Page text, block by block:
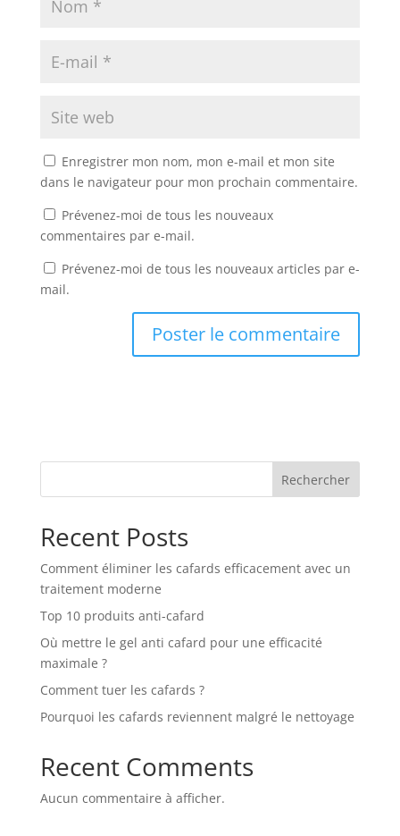
Enregistrer mon nom, mon e-mail et mon site
dans le navigateur pour mon prochain commentaire.
Prévenez-moi de tous les nouveaux
commentaires par e-mail.
Prévenez-moi de tous les nouveaux articles par e-
mail.
Rechercher
Recent Posts
Comment éliminer les cafards efficacement avec un
traitement moderne
Top 10 produits anti-cafard
Où mettre le gel anti cafard pour une efficacité
maximale ?
Comment tuer les cafards ?
Pourquoi les cafards reviennent malgré le nettoyage
Recent Comments
Aucun commentaire à afficher.